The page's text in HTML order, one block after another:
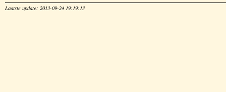
Laatste update: 2013-09-24 19:19:13